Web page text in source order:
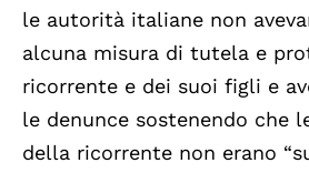
le autorità italiane non
alcuna misura di tutela e
ricorrente e dei suoi figli e
le denunce sostenendo che
della ricorrente non erano